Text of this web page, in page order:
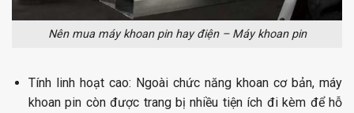
Nên mua máy khoan pin hay điện – Máy khoan pin
Tính linh hoạt cao: Ngoài chức năng khoan cơ bản, máy
khoan pin còn được trang bị nhiều tiện ích đi kèm để hỗ